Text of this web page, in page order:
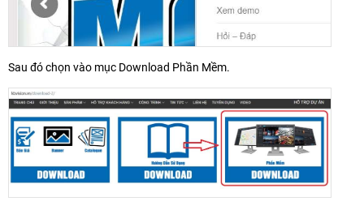
Sau đó chọn vào mục Download Phần Mềm.